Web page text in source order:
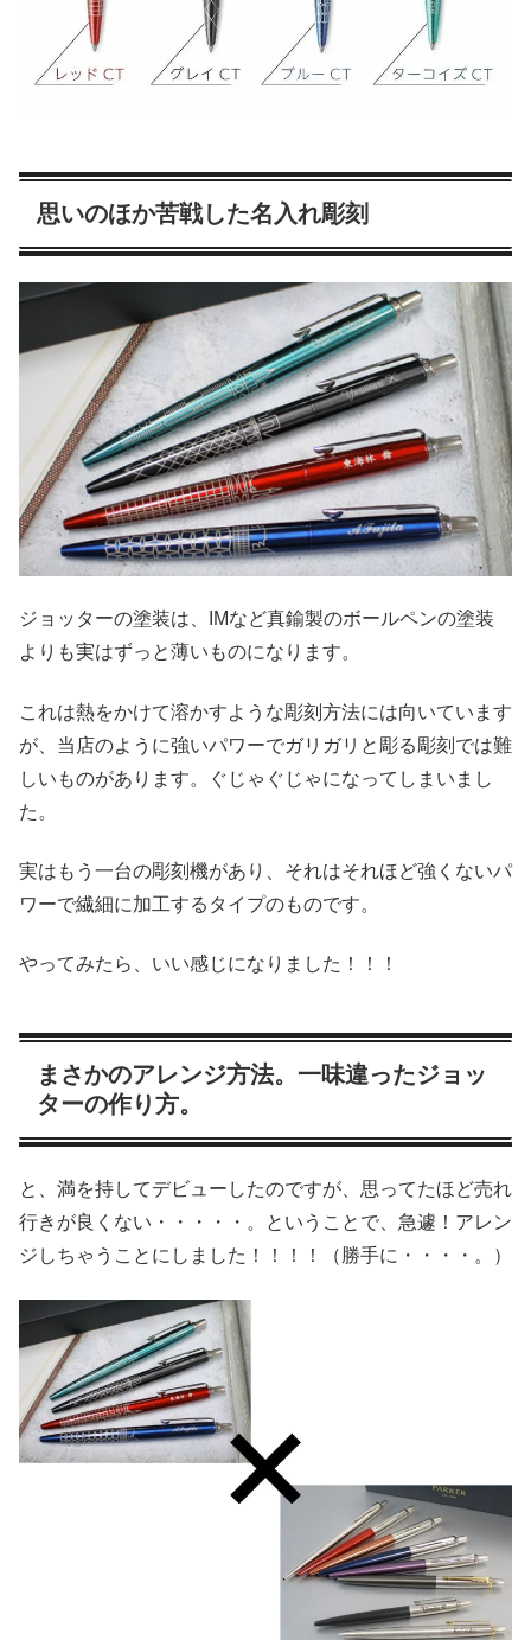
思いのほか苦戦した名入れ彫刻
ジョッターの塗装は、IMなど真鍮製のボールペンの塗装
よりも実はずっと薄いものになります。
これは熱をかけて溶かすような彫刻方法には向いています
が、当店のように強いパワーでガリガリと彫る彫刻では難
しいものがあります。ぐじゃぐじゃになってしまいまし
た。
実はもう一台の彫刻機があり、それはそれほど強くないパ
ワーで繊細に加工するタイプのものです。
やってみたら、いい感じになりました！！！
まさかのアレンジ方法。一味違ったジョッ
ターの作り方。
と、満を持してデビューしたのですが、思ってたほど売れ
行きが良くない・・・・・。ということで、急遽！アレン
ジしちゃうことにしました！！！！（勝手に・・・・。）